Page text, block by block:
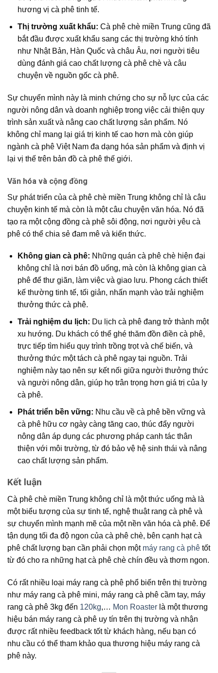
hương vị cà phê tinh tế.
Thị trường xuất khẩu: Cà phê chè miền Trung cũng đã
bắt đầu được xuất khẩu sang các thị trường khó tính
như Nhật Bản, Hàn Quốc và châu Âu, nơi người tiêu
dùng đánh giá cao chất lượng cà phê chèvà câu
chuyện về nguồn gốc cà phê.
Sự chuyển mình này là minh chứng cho sự nỗ lực của các
người nông dân và doanh nghiệp trong việc cải thiện quy
trình sản xuất và nâng cao chất lượng sản phẩm. Nó
không chỉ mang lại giá trị kinh tế cao hơn mà còn giúp
ngành cà phê Việt Nam đa dạng hóa sản phẩm và định vị
lại vị thế trên bản đồ cà phê thế giới.
Văn hóa và cộng đồng
Sự phát triển của cà phê chè miền Trung không chỉ là câu
chuyện kinh tế mà còn là một câu chuyện văn hóa. Nó đã
tạo ra mộtcộng đồng cà phê sôi động, nơi người yêu cà
phê có thể chia sẻ đam mê và kiến thức.
Không gian cà phê: Những quán cà phê chè hiện đại
không chỉ là nơi bán đồ uống, mà còn là không gian cà
phêđể thư giãn, làm việc và giao lưu. Phong cách thiết
kế thường tinh tế, tối giản, nhấn mạnh vào trải nghiệm
thưởng thức cà phê.
Trải nghiệm du lịch: Du lịch cà phê đang trở thành một
xu hướng. Du khách có thể ghé thăm đồn điền cà phê,
trực tiếp tìm hiểu quy trình trồng trọt và chế biến, và
thưởng thức một tách cà phê ngay tại nguồn. Trải
nghiệm này tạo nên sự kết nối giữa người thưởng thức
và người nông dân, giúp họ trân trọng hơn giá trị của ly
cà phê.
Phát triển bền vững: Nhu cầu về cà phê bền vững và
cà phê hữu cơ ngày càng tăng cao, thúc đẩy người
nông dân áp dụng các phương pháp canh tác thân
thiện với môi trường, từ đó bảo vệ hệ sinh thái và nâng
cao chất lượng sản phẩm.
Kết luận
Cà phê chè miền Trung không chỉ là một thức uống mà là
một biểu tượng của sự tinh tế, nghệ thuật rang cà phê và
sự chuyển mình mạnh mẽ của một nền văn hóa cà phê. Để
tận dụng tối đa độ ngon của cà phê chè, bên cạnh hạt cà
phê chất lượng bạn cần phải chọn một máy rang cà phê tốt
từ đó cho ra những hạt cà phê chè chín đều và thơm ngon.
Có rất nhiều loại máy rang cà phê phổ biến trên thị trường
như máy rang cà phê mini, máy rang cà phê cầm tay, máy
rang cà phê 3kg đến 120kg,… Mon Roaster là một thương
hiệu bán máy rang cà phê uy tín trên thị trường và nhận
được rất nhiều feedback tốt từ khách hàng, nếu bạn có
nhu cầu có thể tham khảo qua thương hiệu máy rang cà
phê này.